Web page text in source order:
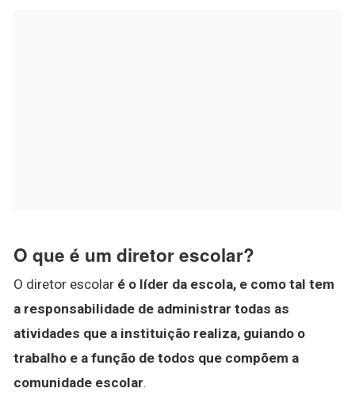
O que é um diretor escolar?
O diretor escolar é o líder da escola, e como tal tem
a responsabilidade de administrar todas as
atividades que a instituição realiza, guiando o
trabalho e a função de todos que compõem a
comunidade escolar.